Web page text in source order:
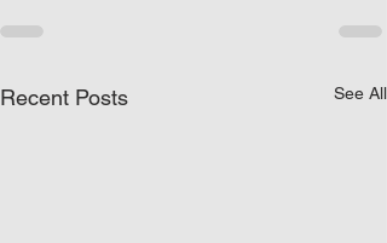
Recent Posts See All